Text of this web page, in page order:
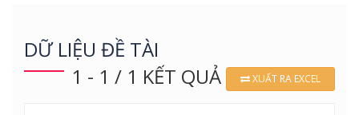
DỮ LIỆU ĐỀ TÀI
1 - 1 / 1 KẾT QUẢ
XUẤT RA EXCEL